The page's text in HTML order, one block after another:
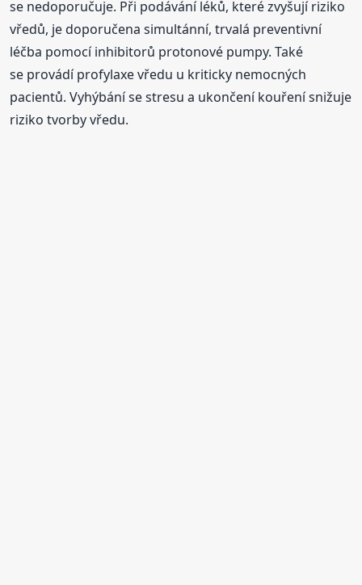
se nedoporučuje. Při podávání léků, které zvyšují riziko
vředů, je doporučena simultánní, trvalá preventivní
léčba pomocí inhibitorů protonové pumpy. Také
se provádí profylaxe vředu u kriticky nemocných
pacientů. Vyhýbání se stresu a ukončení kouření snižuje
riziko tvorby vředu.